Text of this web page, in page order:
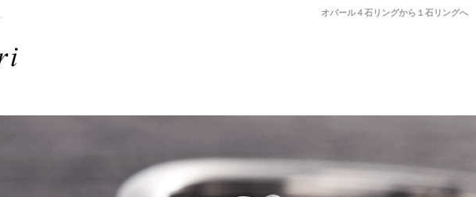
オパール４石リングから１石リングへ